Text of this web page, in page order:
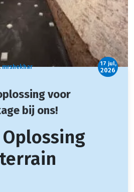
mrshekhar 17 jul,
2026
voor
bij ons!